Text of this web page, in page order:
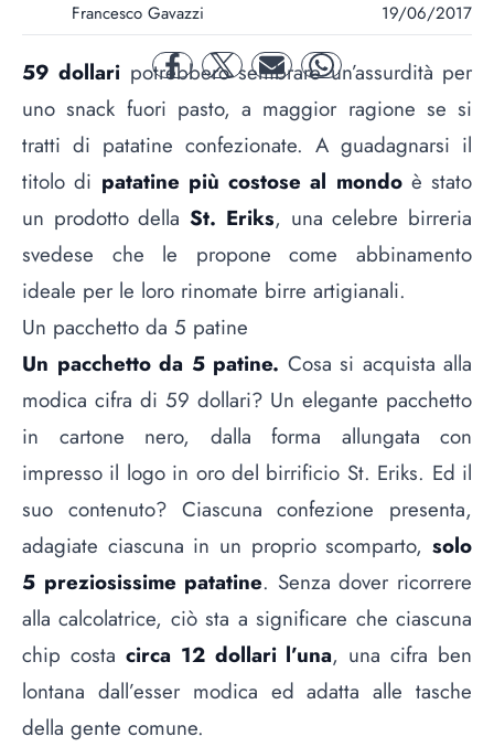
Francesco Gavazzi 19/06/2017
facebooktwitter mail whatsapp
59 dollari potrebbero sembrare un’assurdità per
uno snack fuori pasto, a maggior ragione se si
tratti di patatine confezionate. A guadagnarsi il
titolo di patatine più costose al mondoè stato
un prodotto dellaSt. Eriks, una celebre birreria
svedese che le propone come abbinamento
ideale per le loro rinomate birre artigianali.
Un pacchetto da 5 patine
Un pacchetto da 5 patine. Cosa si acquista alla
modica cifra di 59 dollari? Un elegante pacchetto
in cartone nero, dalla forma allungata con
impresso il logo in oro del birrificio St. Eriks. Ed il
suo contenuto? Ciascuna confezione presenta,
adagiate ciascuna in un proprio scomparto, solo
5 preziosissime patatine. Senza dover ricorrere
alla calcolatrice, ciò sta a significare che ciascuna
chip costa circa 12 dollari l’una, una cifra ben
lontana dall’esser modica ed adatta alle tasche
della gente comune.